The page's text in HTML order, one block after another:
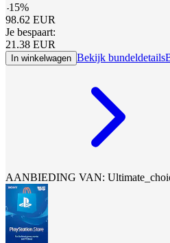
-15%
98.62 EUR
Je bespaart:
21.38 EUR
In winkelwagen Bekijk bundeldetails
AANBIEDING VAN: